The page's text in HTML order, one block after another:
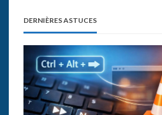
DERNIÈRES ASTUCES